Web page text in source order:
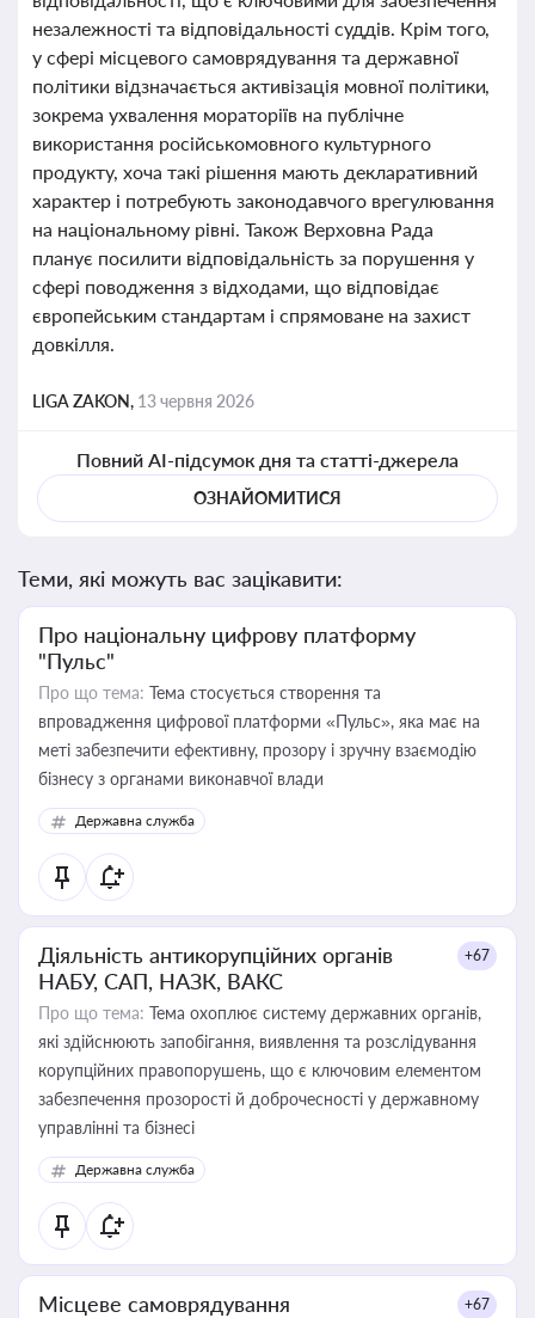
незалежності та відповідальності суддів. Крім того,
у сфері місцевого самоврядування та державної
політики відзначається активізація мовної політики,
зокрема ухвалення мораторіїв на публічне
використання російськомовного культурного
продукту, хоча такі рішення мають декларативний
характер і потребують законодавчого врегулювання
на національному рівні. Також Верховна Рада
планує посилити відповідальність за порушення у
сфері поводження з відходами, що відповідає
європейським стандартам і спрямоване на захист
довкілля.
LIGA ZAKON, 13 червня 2026
Повний AI-підсумок дня та статті-джерела
ОЗНАЙОМИТИСЯ
Теми, які можуть вас зацікавити:
Про національну цифрову платформу
"Пульс"
Про що тема: Тема стосується створення та
впровадження цифрової платформи «Пульс», яка має на
меті забезпечити ефективну, прозору і зручну взаємодію
бізнесу з органами виконавчої влади
Державна служба
Діяльність антикорупційних органів
НАБУ, САП, НАЗК, ВАКС
+67
Про що тема: Тема охоплює систему державних органів,
які здійснюють запобігання, виявлення та розслідування
корупційних правопорушень, що є ключовим елементом
забезпечення прозорості й доброчесності у державному
управлінні та бізнесі
Державна служба
Місцеве самоврядування +67